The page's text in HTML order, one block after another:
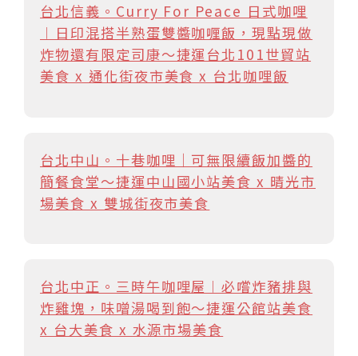
台北信義。Curry For Peace 日式咖哩
︱日印混搭半熟蛋雙醬咖喱飯，現點現做
炸物還有限定司康～捷運台北101世貿站
美食 x 通化街夜市美食 x 台北咖哩飯
台北中山。十巷咖哩｜可無限續飯加醬的
簡餐食堂～捷運中山國小站美食 x 晴光市
場美食 x 雙城街夜市美食
台北中正。三時午咖哩屋︱必嚐炸豬排與
炸雞塊，味噌湯喝到飽～捷運公館站美食
x 台大美食 x 水源市場美食